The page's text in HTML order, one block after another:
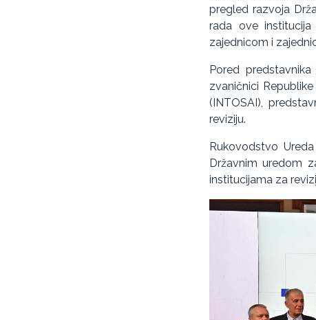
pregled razvoja
rada ove
zajednicom i
Pored
zvaničnici
(INTOSAI),
reviziju.
Rukovodstvo
Državnim uredom
institucijama za